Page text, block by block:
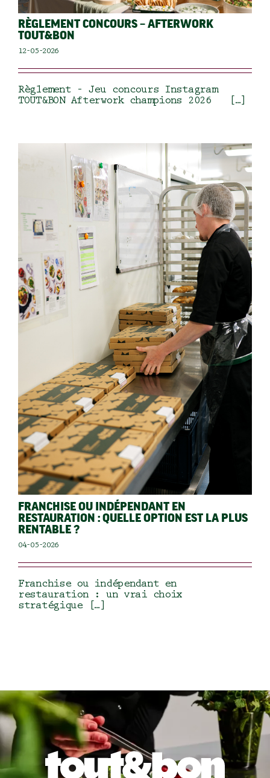
RÈGLEMENT CONCOURS – AFTERWORK
TOUT&BON
12-05-2026
Règlement – Jeu concours Instagram
TOUT&BON Afterwork champions 2026 […]
FRANCHISE OU INDÉPENDANT EN
RESTAURATION : QUELLE OPTION EST LA PLUS
RENTABLE ?
04-05-2026
Franchise ou indépendant en
restauration : un vrai choix
stratégique […]